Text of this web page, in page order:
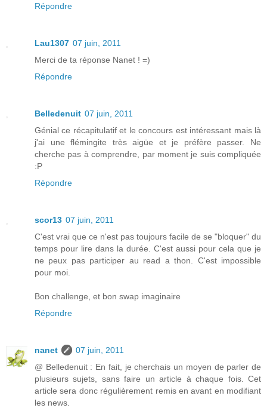
Répondre
Lau1307 07 juin, 2011
Merci de ta réponse Nanet ! =)
Répondre
Belledenuit 07 juin, 2011
Génial ce récapitulatif et le concours est intéressant mais là
j'ai une flémingite très aigüe et je préfère passer. Ne
cherche pas à comprendre, par moment je suis compliquée
:P
Répondre
scor13 07 juin, 2011
C'est vrai que ce n'est pas toujours facile de se "bloquer" du
temps pour lire dans la durée. C'est aussi pour cela que je
ne peux pas participer au read a thon. C'est impossible
pour moi.
Bon challenge, et bon swap imaginaire
Répondre
nanet
07 juin, 2011
@ Belledenuit : En fait, je cherchais un moyen de parler de
plusieurs sujets, sans faire un article à chaque fois. Cet
article sera donc régulièrement remis en avant en modifiant
les news.